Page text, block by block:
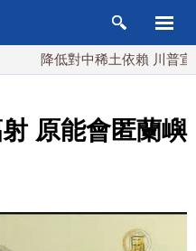
降低對中稀土依賴 川普宣布礦
原能會匿蘭嶼